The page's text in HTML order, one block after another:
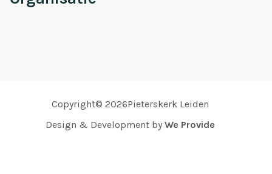
Copyright© 2026Pieterskerk Leiden
Design & Development by We Provide